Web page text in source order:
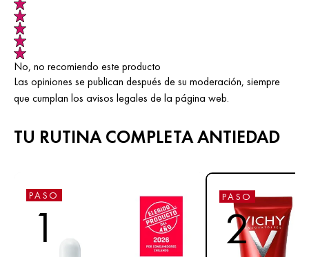
No, no recomiendo este producto
Las opiniones se publican después de su moderación, siempre
que cumplan los avisos legales de la página web.
TU RUTINA COMPLETA ANTIEDAD
PASO
1
PASO
2